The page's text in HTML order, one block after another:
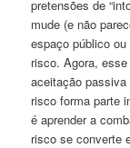
pretensões de
mude (e não
espaço público
risco. Agora,
aceitação
risco forma parte
é aprender a
risco se converte